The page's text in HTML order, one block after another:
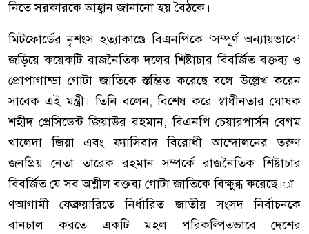
নিতে সরকারকে আহ্বান জানানো হয় বৈঠকে।
মিটফোর্ডের নৃশংস হত্যাকাণ্ডে বিএনপিকে ‘সম্পূর্ণ অন্যায়ভাবে’
জড়িয়ে কয়েকটি রাজনৈতিক দলের শিষ্টাচার বিবর্জিত বক্তব্য ও
প্রোপাগান্ডা গোটা জাতিকে স্তম্ভিত করেছে বলে উল্লেখ করেন
সাবেক এই মন্ত্রী। তিনি বলেন, বিশেষ করে স্বাধীনতার ঘোষক
শহীদ প্রেসিডেন্ট জিয়াউর রহমান, বিএনপি চেয়ারপার্সন বেগম
খালেদা জিয়া এবং ফ্যাসিবাদ বিরোধী আন্দোলনের তরুণ
জনপ্রিয় নেতা তারেক রহমান সম্পর্কে রাজনৈতিক শিষ্টাচার
বিবর্জিত যে সব অশ্লীল বক্তব্য গোটা জাতিকে বিক্ষুব্ধ করেছে।া
ণআগামী ফেব্রুয়ারিতে নির্ধারিত জাতীয় সংসদ নির্বাচনকে
বানচাল করতে একটি মহল পরিকল্পিতভাবে দেশের